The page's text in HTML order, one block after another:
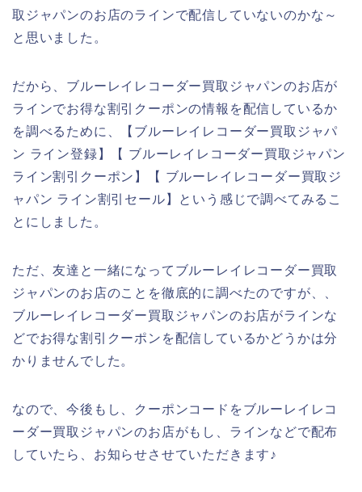
取ジャパンのお店のラインで配信していないのかな～
と思いました。
だから、ブルーレイレコーダー買取ジャパンのお店が
ラインでお得な割引クーポンの情報を配信しているか
を調べるために、【ブルーレイレコーダー買取ジャパ
ン ライン登録】【 ブルーレイレコーダー買取ジャパン
ライン割引クーポン】【 ブルーレイレコーダー買取ジ
ャパン ライン割引セール】という感じで調べてみるこ
とにしました。
ただ、友達と一緒になってブルーレイレコーダー買取
ジャパンのお店のことを徹底的に調べたのですが、、
ブルーレイレコーダー買取ジャパンのお店がラインな
どでお得な割引クーポンを配信しているかどうかは分
かりませんでした。
なので、今後もし、クーポンコードをブルーレイレコ
ーダー買取ジャパンのお店がもし、ラインなどで配布
していたら、お知らせさせていただきます♪